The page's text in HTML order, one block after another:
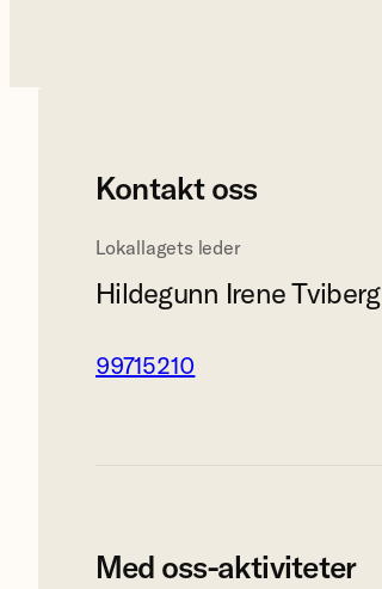
Kontakt oss
Lokallagets leder
Hildegunn Irene Tviberg
99715210
Med oss-aktiviteter